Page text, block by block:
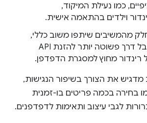
כמו נעילת המיקוד,
וילדים בהתאמה אישית.
מהמשיבים שיתפו משוב כללי,
כמו הרצון לקבל דרך פשוטה יותר להזנת API
רינדור מחוץ למסגרת הדפדפן.
מדגיש את הצורך בשיפור הנגישות,
בחירה בכמה פריטים בו-זמנית
לגבי עיצוב ותאימות לדפדפנים.